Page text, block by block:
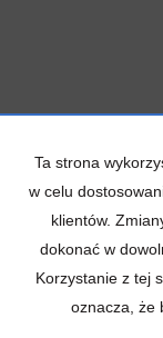
Ta strona
w celu
klientów.
dokonać w
Korzystanie z tej
oznacza, że